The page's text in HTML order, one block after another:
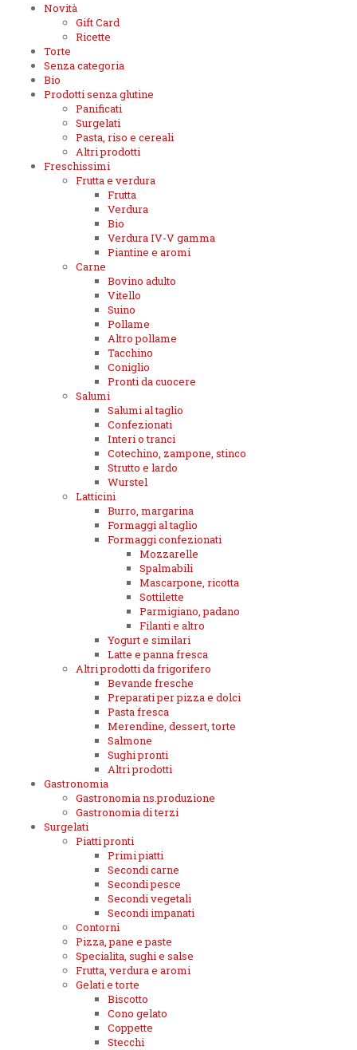
Novità
Gift Card
Ricette
Torte
Senza categoria
Bio
Prodotti senza glutine
Panificati
Surgelati
Pasta, riso e cereali
Altri prodotti
Freschissimi
Frutta e verdura
Frutta
Verdura
Bio
Verdura IV-V gamma
Piantine e aromi
Carne
Bovino adulto
Vitello
Suino
Pollame
Altro pollame
Tacchino
Coniglio
Pronti da cuocere
Salumi
Salumi al taglio
Confezionati
Interi o tranci
Cotechino, zampone, stinco
Strutto e lardo
Wurstel
Latticini
Burro, margarina
Formaggi al taglio
Formaggi confezionati
Mozzarelle
Spalmabili
Mascarpone, ricotta
Sottilette
Parmigiano, padano
Filanti e altro
Yogurt e similari
Latte e panna fresca
Altri prodotti da frigorifero
Bevande fresche
Preparati per pizza e dolci
Pasta fresca
Merendine, dessert, torte
Salmone
Sughi pronti
Altri prodotti
Gastronomia
Gastronomia ns.produzione
Gastronomia di terzi
Surgelati
Piatti pronti
Primi piatti
Secondi carne
Secondi pesce
Secondi vegetali
Secondi impanati
Contorni
Pizza, pane e paste
Specialita, sughi e salse
Frutta, verdura e aromi
Gelati e torte
Biscotto
Cono gelato
Coppette
Stecchi